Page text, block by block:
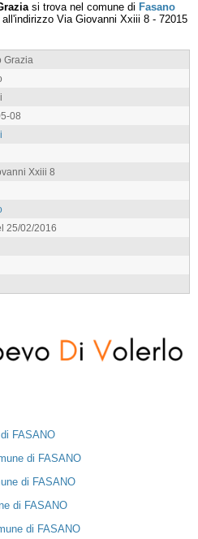
si trova nel comune di Fasano
Via Giovanni Xxiii 8 - 72015
Grazia
08
Xxiii 8
25/02/2016
FASANO
di FASANO
di FASANO
di FASANO
di FASANO